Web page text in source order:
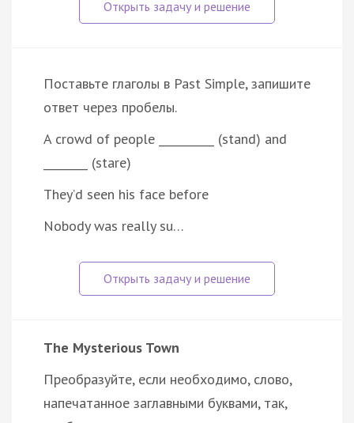
Поставьте глаголы в Past Simple, запишите
ответ через пробелы.
A crowd of people __________ (stand) and
________ (stare)
They’d seen his face before
Nobody was really su…
The Mysterious Town
Преобразуйте, если необходимо, слово,
напечатанное заглавными буквами, так,